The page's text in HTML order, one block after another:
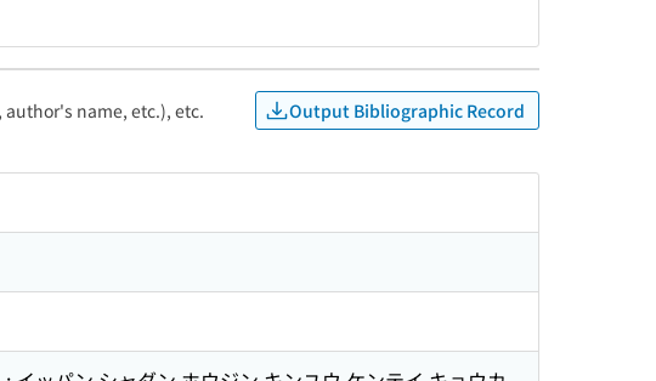
name, etc.), etc. Output Bibliographic Record